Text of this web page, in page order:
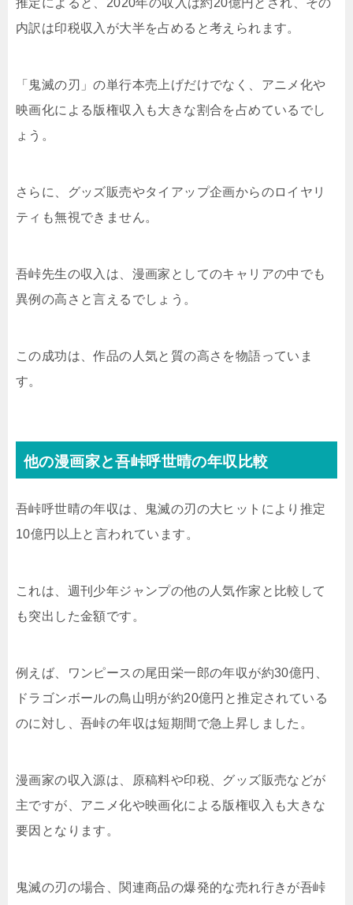
推定によると、2020年の収入は約20億円とされ、その
内訳は印税収入が大半を占めると考えられます。
「鬼滅の刃」の単行本売上げだけでなく、アニメ化や
映画化による版権収入も大きな割合を占めているでし
ょう。
さらに、グッズ販売やタイアップ企画からのロイヤリ
ティも無視できません。
吾峠先生の収入は、漫画家としてのキャリアの中でも
異例の高さと言えるでしょう。
この成功は、作品の人気と質の高さを物語っていま
す。
他の漫画家と吾峠呼世晴の年収比較
吾峠呼世晴の年収は、鬼滅の刃の大ヒットにより推定
10億円以上と言われています。
これは、週刊少年ジャンプの他の人気作家と比較して
も突出した金額です。
例えば、ワンピースの尾田栄一郎の年収が約30億円、
ドラゴンボールの鳥山明が約20億円と推定されている
のに対し、吾峠の年収は短期間で急上昇しました。
漫画家の収入源は、原稿料や印税、グッズ販売などが
主ですが、アニメ化や映画化による版権収入も大きな
要因となります。
鬼滅の刃の場合、関連商品の爆発的な売れ行きが吾峠